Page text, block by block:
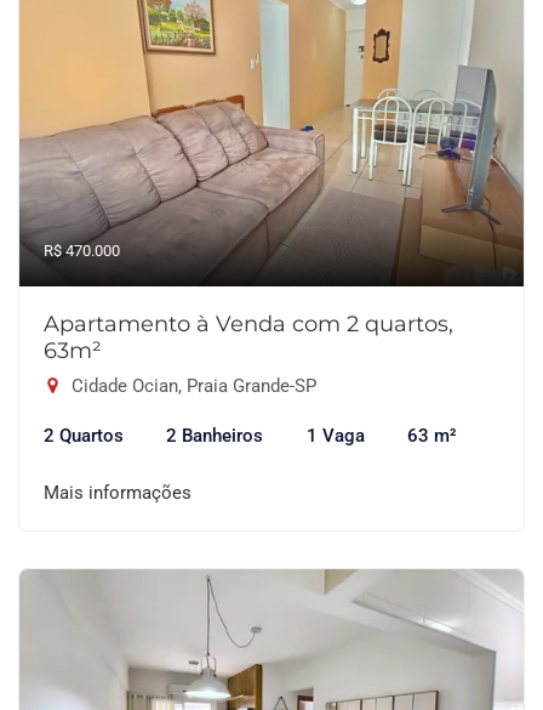
R$ 470.000
Apartamento à Venda com 2 quartos,
63m²
Cidade Ocian, Praia Grande-SP
2 Quartos 2 Banheiros 1 Vaga 63 m²
Mais informações